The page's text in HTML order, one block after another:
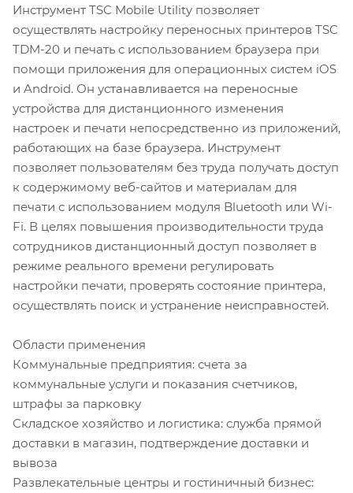
Инструмент TSC Mobile Utility позволяет
осуществлять настройку переносных принтеров TSC
TDM-20 и печать с использованием браузера при
помощи приложения для операционных систем iOS
и Android. Он устанавливается на переносные
устройства для дистанционного изменения
настроек и печати непосредственно из приложений,
работающих на базе браузера. Инструмент
позволяет пользователям без труда получать доступ
к содержимому веб-сайтов и материалам для
печати с использованием модуля Bluetooth или Wi-
Fi. В целях повышения производительности труда
сотрудников дистанционный доступ позволяет в
режиме реального времени регулировать
настройки печати, проверять состояние принтера,
осуществлять поиск и устранение неисправностей.
Области применения
Коммунальные предприятия: счета за
коммунальные услуги и показания счетчиков,
штрафы за парковку
Складское хозяйство и логистика: служба прямой
доставки в магазин, подтверждение доставки и
вывоза
Развлекательные центры и гостиничный бизнес: